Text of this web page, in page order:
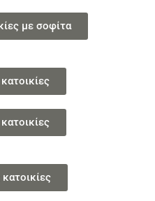
με σοφίτα